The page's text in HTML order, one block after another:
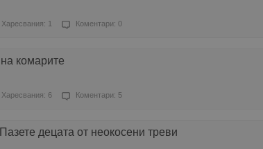
Харесвания: 1 Коментари: 0
комарите
Харесвания: 6 Коментари: 5
децата от неокосени треви